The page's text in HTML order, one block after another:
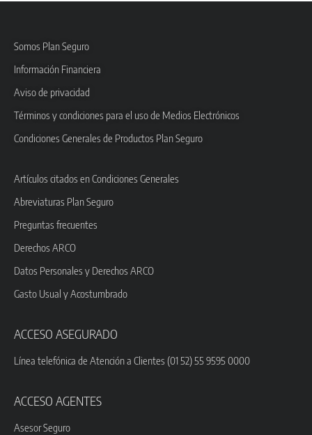
Somos Plan Seguro
Información Financiera
Aviso de privacidad
Términos y condiciones para el uso de Medios Electrónicos
Condiciones Generales de Productos Plan Seguro
Artículos citados en Condiciones Generales
Abreviaturas Plan Seguro
Preguntas frecuentes
Derechos ARCO
Datos Personales y Derechos ARCO
Gasto Usual y Acostumbrado
ACCESO ASEGURADO
Línea telefónica de Atención a Clientes (01 52) 55 9595 0000
ACCESO AGENTES
Asesor Seguro